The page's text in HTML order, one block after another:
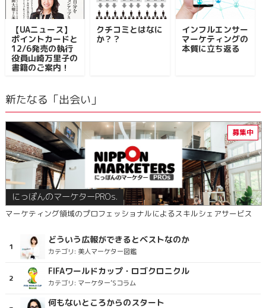
【UAニュース】
ポイントカードと
12/6発売の執行
役員山崎万里子の
書籍のご案内！
クチコミとはなに
か？？
インフルエンサー
マーケティングの
本質に立ち返る
新たなる「出会い」
にっぽんのマーケターPROs.
マーケティング領域のプロフェッショナルによるスキルシェアサービス
どういう広報ができるとベストなのか
カテゴリ: 美人マーケター図鑑
FIFAワールドカップ・ロゴクロニクル
カテゴリ: マーケター’Sコラム
何もないところからのスタート